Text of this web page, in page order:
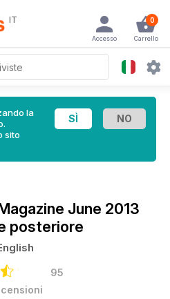
IT 0
Carrello
Accesso
la
sito
June 2013
posteriore
95